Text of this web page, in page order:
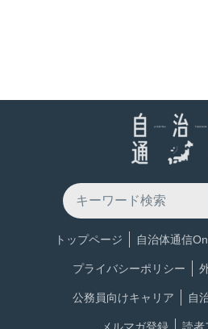
トップページ 自治体通信
プライバシーポリシー
公務員向けキャリア 自
メルマガ登録 読者